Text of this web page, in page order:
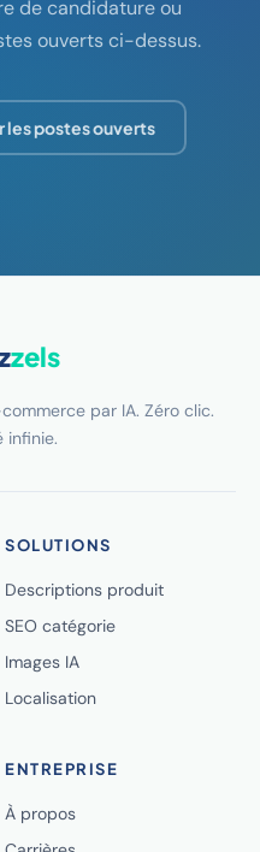
de candidature ou
ouverts ci-dessus.
les postes ouverts
zels
par IA. Zéro clic.
infinie.
SOLUTIONS
Descriptions produit
SEO catégorie
Images IA
Localisation
ENTREPRISE
À propos